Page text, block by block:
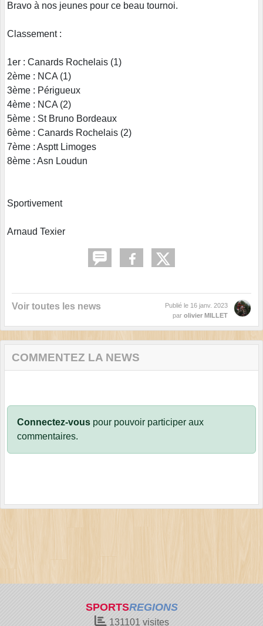
Bravo à nos jeunes pour ce beau tournoi.
Classement :
1er : Canards Rochelais (1)
2ème : NCA (1)
3ème : Périgueux
4ème : NCA (2)
5ème : St Bruno Bordeaux
6ème : Canards Rochelais (2)
7ème : Asptt Limoges
8ème : Asn Loudun
Sportivement
Arnaud Texier
Voir toutes les news Publié le 16 janv. 2023
par olivier MILLET
COMMENTEZ LA NEWS
Connectez-vous pour pouvoir participer aux
commentaires.
SPORTSREGIONS
131101 visites